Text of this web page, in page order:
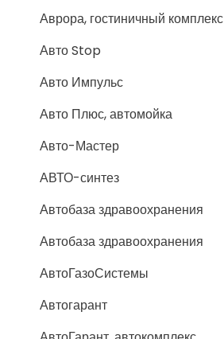
Аврора, гостиничный комплекс
Авто Stop
Авто Импульс
Авто Плюс, автомойка
Авто-Мастер
АВТО-синтез
Автобаза здравоохранения
Автобаза здравоохранения
АвтоГазоСистемы
Автогарант